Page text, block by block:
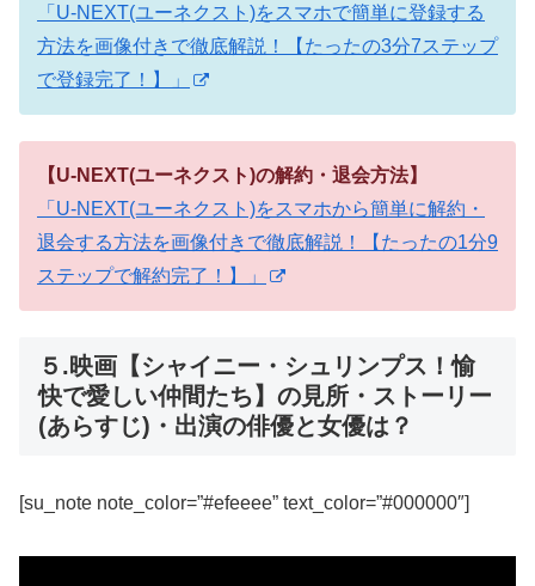
「U-NEXT(ユーネクスト)をスマホで簡単に登録する
方法を画像付きで徹底解説！【たったの3分7ステップ
で登録完了！】」
【U-NEXT(ユーネクスト)の解約・退会方法】
「U-NEXT(ユーネクスト)をスマホから簡単に解約・
退会する方法を画像付きで徹底解説！【たったの1分9
ステップで解約完了！】」
５.映画【シャイニー・シュリンプス！愉
快で愛しい仲間たち】の見所・ストーリー
(あらすじ)・出演の俳優と女優は？
[su_note note_color=”#efeeee” text_color=”#000000″]